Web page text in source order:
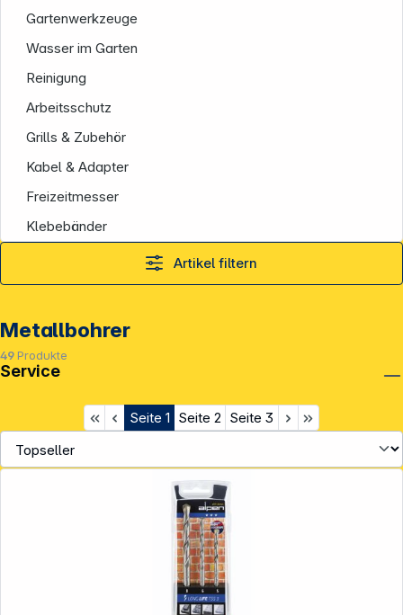
Gartenwerkzeuge
Wasser im Garten
Reinigung
Arbeitsschutz
Grills & Zubehör
Kabel & Adapter
Freizeitmesser
Klebebänder
Artikel filtern
Metallbohrer
49 Produkte
Seite 1 Seite 2 Seite 3
Service